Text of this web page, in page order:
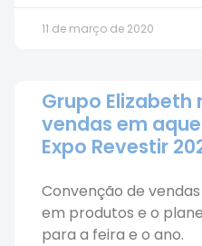
11 de março de 2020
Grupo Elizabeth
vendas em
Expo Revestir
Convenção de
em produtos e o
para a feira e o ano.